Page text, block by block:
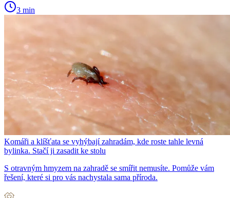
3 min
Komáři a klíšťata se vyhýbají zahradám, kde roste tahle levná
bylinka. Stačí ji zasadit ke stolu
S otravným hmyzem na zahradě se smířit nemusíte. Pomůže vám
řešení, které si pro vás nachystala sama příroda.